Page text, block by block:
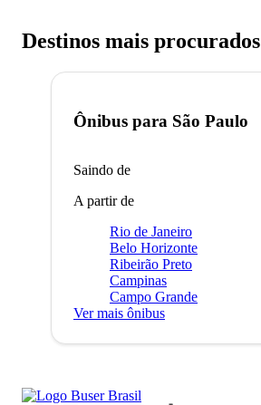
Destinos mais procurados
Ônibus para São Paulo
Saindo de
A partir de
Rio de Janeiro
Belo Horizonte
Ribeirão Preto
Campinas
Campo Grande
Ver mais ônibus